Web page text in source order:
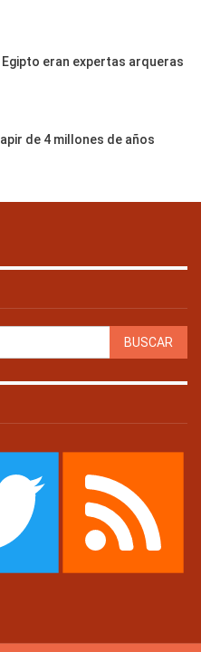
eran expertas arqueras
de 4 millones de años